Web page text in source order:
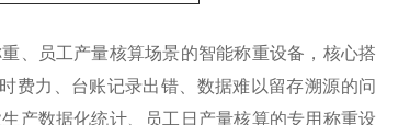
、员工产量核算场景的智能称重设备，核心搭
费力、台账记录出错、数据难以留存溯源的问
产数据化统计、员工日产量核算的专用称重设